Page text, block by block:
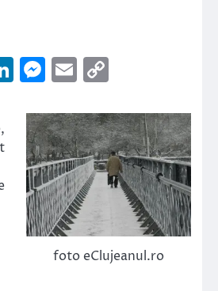
LinkedIn
Messenger
Email
foto eClujeanul.ro